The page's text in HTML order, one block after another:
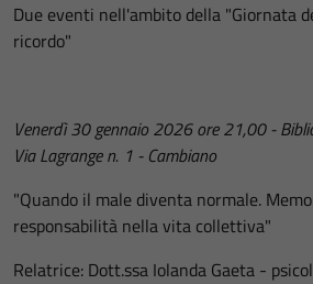
Due eventi nell'ambito della "Giornata
ricordo"
Venerdì 30 gennaio 2026 ore 21,00 -
Via Lagrange n. 1 - Cambiano
"Quando il male diventa normale.
responsabilità nella vita collettiva"
Relatrice: Dott.ssa Iolanda Gaeta -